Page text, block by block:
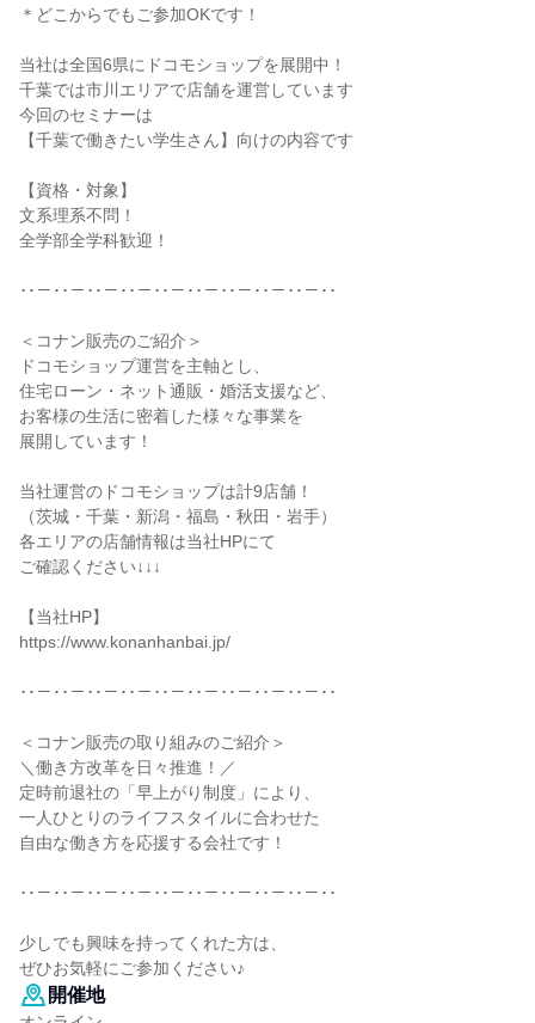
＊どこからでもご参加OKです！
当社は全国6県にドコモショップを展開中！
千葉では市川エリアで店舗を運営しています
今回のセミナーは
【千葉で働きたい学生さん】向けの内容です
【資格・対象】
文系理系不問！
全学部全学科歓迎！
･･－･･－･･－･･－･･－･･－･･－･･－･･－･･
＜コナン販売のご紹介＞
ドコモショップ運営を主軸とし、
住宅ローン・ネット通販・婚活支援など、
お客様の生活に密着した様々な事業を
展開しています！
当社運営のドコモショップは計9店舗！
（茨城・千葉・新潟・福島・秋田・岩手）
各エリアの店舗情報は当社HPにて
ご確認ください↓↓↓
【当社HP】
https://www.konanhanbai.jp/
･･－･･－･･－･･－･･－･･－･･－･･－･･－･･
＜コナン販売の取り組みのご紹介＞
＼働き方改革を日々推進！／
定時前退社の「早上がり制度」により、
一人ひとりのライフスタイルに合わせた
自由な働き方を応援する会社です！
･･－･･－･･－･･－･･－･･－･･－･･－･･－･･
少しでも興味を持ってくれた方は、
ぜひお気軽にご参加ください♪
開催地